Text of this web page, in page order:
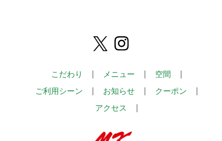
こだわり メニュー
空間
ご利用シーン
お知らせ
クーポン
アクセス